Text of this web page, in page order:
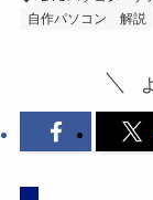
自作パソコン
解説